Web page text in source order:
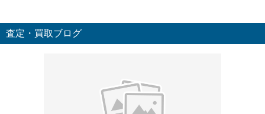
査定・買取ブログ